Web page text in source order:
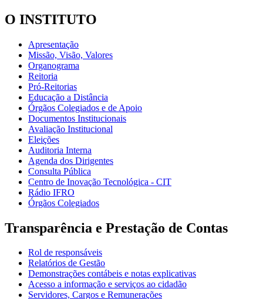
O INSTITUTO
Apresentação
Missão, Visão, Valores
Organograma
Reitoria
Pró-Reitorias
Educação a Distância
Órgãos Colegiados e de Apoio
Documentos Institucionais
Avaliação Institucional
Eleições
Auditoria Interna
Agenda dos Dirigentes
Consulta Pública
Centro de Inovação Tecnológica - CIT
Rádio IFRO
Órgãos Colegiados
Transparência e Prestação de Contas
Rol de responsáveis
Relatórios de Gestão
Demonstrações contábeis e notas explicativas
Acesso a informação e serviços ao cidadão
Servidores, Cargos e Remunerações